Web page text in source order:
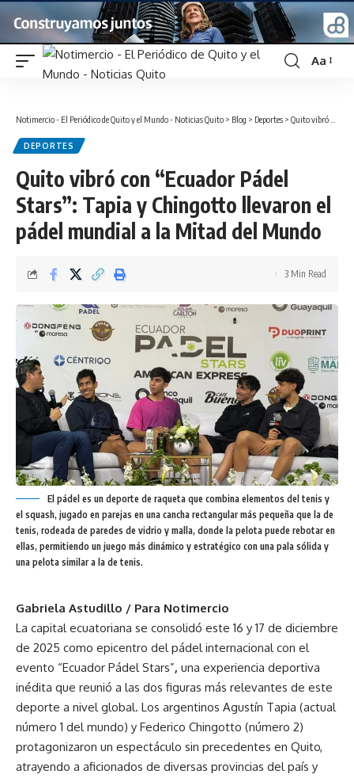
Font
Aa
Notimercio - El Periódico de Quito y el Mundo - Noticias Quito > Blog > Deportes > Quito vibró con “Ecuador Pádel Stars”: Tapia y Chingotto llevaron el pádel mundial a la Mitad del Mundo
DEPORTES
Quito vibró con “Ecuador Pádel
Stars”: Tapia y Chingotto llevaron el
pádel mundial a la Mitad del Mundo
3 Min Read
El pádel es un deporte de raqueta que combina elementos del tenis y
el squash, jugado en parejas en una cancha rectangular más pequeña que la de
tenis, rodeada de paredes de vidrio y malla, donde la pelota puede rebotar en
ellas, permitiendo un juego más dinámico y estratégico con una pala sólida y
una pelota similar a la de tenis.
Gabriela Astudillo / Para Notimercio
La capital ecuatoriana se consolidó este 16 y 17 de diciembre
de 2025 como epicentro del pádel internacional con el
evento “Ecuador Pádel Stars”, una experiencia deportiva
inédita que reunió a las dos figuras más relevantes de este
deporte a nivel global. Los argentinos Agustín Tapia (actual
número 1 del mundo) y Federico Chingotto (número 2)
protagonizaron un espectáculo sin precedentes en Quito,
atrayendo a aficionados de diversas provincias del país y